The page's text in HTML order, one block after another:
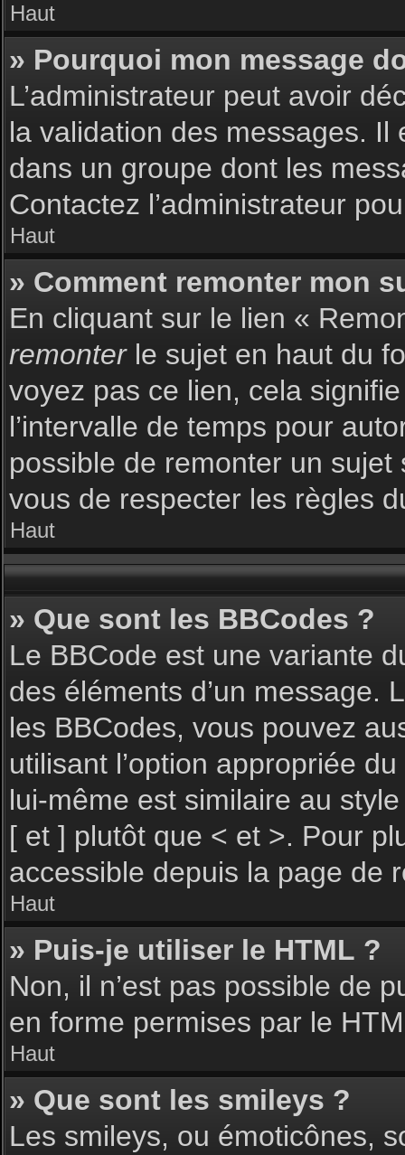
Haut
» Pourquoi mon message
L’administrateur peut avoir
la validation des messages. Il
dans un groupe dont les
Contactez l’administrateur
Haut
» Comment remonter mon
En cliquant sur le lien «
remonterle sujet en haut du
voyez pas ce lien, cela
l’intervalle de temps pour
possible de remonter un
vous de respecter les règles
Haut
» Que sont les BBCodes ?
Le BBCode est une variante
des éléments d’un message.
les BBCodes, vous pouvez
utilisant l’option appropriée
lui-même est similaire au
[ et ] plutôt que < et >. Pour
accessible depuis la page de
Haut
» Puis-je utiliser le HTML ?
Non, il n’est pas possible de
en forme permises par le
Haut
» Que sont les smileys ?
Les smileys, ou émoticônes,